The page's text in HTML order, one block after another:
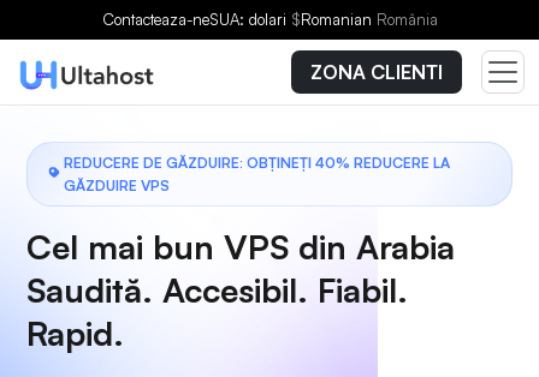
Contacteaza-neSUA: dolari $Romanian România
ZONA CLIENTI
REDUCERE DE GĂZDUIRE: OBȚINEȚI 40% REDUCERE LA
GĂZDUIRE VPS
Cel mai bun VPS din Arabia
Saudită. Accesibil. Fiabil.
Rapid.